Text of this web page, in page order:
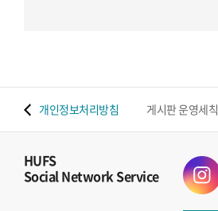
개인정보처리방침 게시판 운영세칙
HUFS
Social Network Service